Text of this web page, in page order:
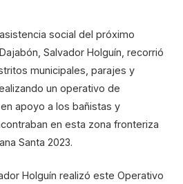
social del próximo
Salvador Holguín, recorrió
municipales, parajes y
un operativo de
apoyo a los bañistas y
en esta zona fronteriza
Santa 2023.
Holguín realizó este Operativo